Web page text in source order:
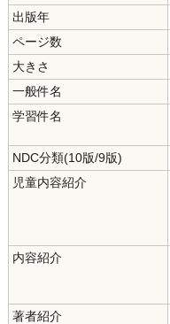
出版年
ページ数
大きさ
一般件名
学習件名
NDC分類(10版/9版)
児童内容紹介
内容紹介
著者紹介